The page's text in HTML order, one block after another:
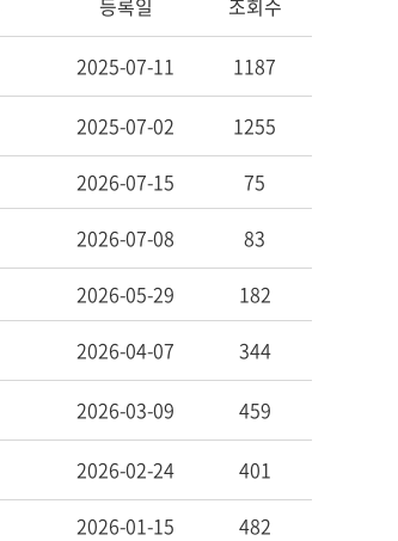
등록일 조회수
2025-07-11 1187
2025-07-02
1255
2026-07-15
75
2026-07-08
83
2026-05-29
182
2026-04-07 344
2026-03-09 459
2026-02-24
401
2026-01-15
482